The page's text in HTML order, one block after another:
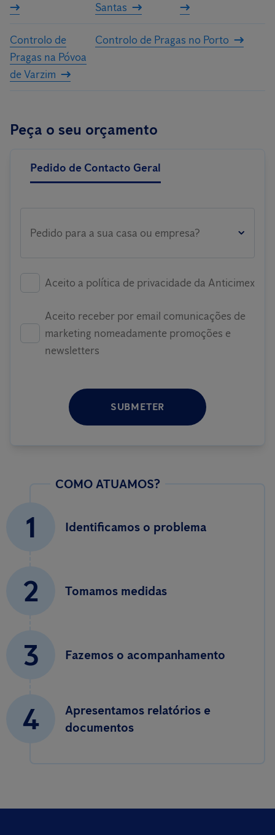
Santas
Controlo de
Pragas na Póvoa
de Varzim
Controlo de Pragas no Porto
Peça o seu orçamento
Pedido de Contacto Geral
Pedido para a sua casa ou empresa?
Aceito a política de privacidade da Anticimex
Aceito receber por email comunicações de
marketing nomeadamente promoções e
newsletters
SUBMETER
COMO ATUAMOS?
1 Identificamos o problema
2 Tomamos medidas
3 Fazemos o acompanhamento
4
Apresentamos relatórios e
documentos